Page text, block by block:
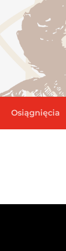
Osiągnięcia